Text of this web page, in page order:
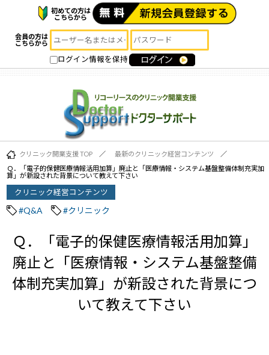
初めての方は
こちらから
会員の方は
こちらから
ログイン情報を保持
クリニック開業支援 TOP
最新のクリニック経営コンテンツ
Ｑ．「電子的保健医療情報活用加算」廃止と「医療情報・システム基盤整備体制充実加
算」が新設された背景について教えて下さい
クリニック経営コンテンツ
#Q&A #クリニック
Ｑ．「電子的保健医療情報活用加算」
廃止と「医療情報・システム基盤整備
体制充実加算」が新設された背景につ
いて教えて下さい